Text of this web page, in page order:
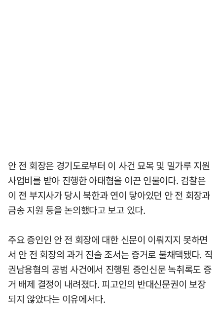
안 전 회장은 경기도로부터 이 사건 묘목 및 밀가루 지원
사업비를 받아 진행한 아태협을 이끈 인물이다. 검찰은
이 전 부지사가 당시 북한과 연이 닿아있던 안 전 회장과
금송 지원 등을 논의했다고 보고 있다.
주요 증인인 안 전 회장에 대한 신문이 이뤄지지 못하면
서 안 전 회장의 과거 진술 조서는 증거로 불채택됐다. 직
권남용혐의 공범 사건에서 진행된 증인신문 녹취록도 증
거 배제 결정이 내려졌다. 피고인의 반대신문권이 보장
되지 않았다는 이유에서다.